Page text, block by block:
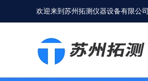
欢迎来到苏州拓测仪器设备有限公司